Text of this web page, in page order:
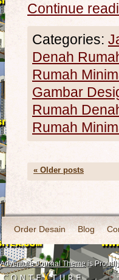
Continue
Categories:
Denah
Rumah
Gambar
Rumah
Rumah
« Older posts
Order Desain Blog
Adventure Journal Theme is